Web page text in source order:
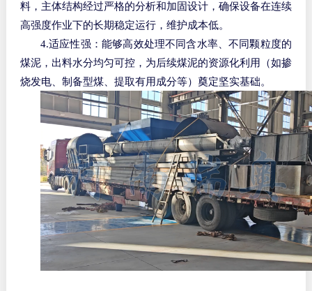
料，主体结构经过严格的分析和加固设计，确保设备在连续
高强度作业下的长期稳定运行，维护成本低。
4.适应性强：能够高效处理不同含水率、不同颗粒度的
煤泥，出料水分均匀可控，为后续煤泥的资源化利用（如掺
烧发电、制备型煤、提取有用成分等）奠定坚实基础。